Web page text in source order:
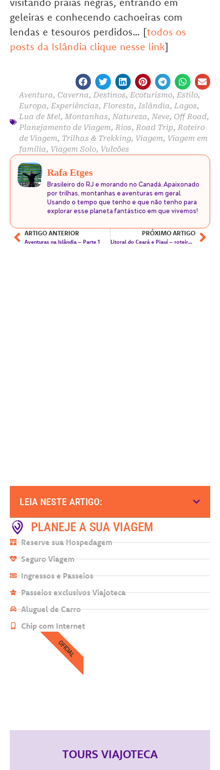
geleiras e conhecendo cachoeiras com
lendas e tesouros perdidos… [todos os
posts da Islândia clique nesse link]
Aventura, Caverna, Destinos, Ecoturismo, Estilo,
Europa, Experiências, Floresta, Islândia, Lagos,
Lua de Mel, Montanhas, Natureza, Neve, Off Road,
Planejamento de Viagem, Rios, Road Trip, Roteiro
de Viagem, Trilhas & Trekking, Viagem, Viagem em
família, Viagem Solo, Vulcões
Rafa Etges
Brasileiro do RJ e morando no Canadá. Apaixonado
por trilhas, montanhas e aventuras em geral.
Usando o tempo que tenho e que não tenho para
explorar esse planeta fantástico em que vivemos!
ARTIGO ANTERIOR
Aventuras na Islândia – Parte 1
PRÓXIMO ARTIGO
Litoral do Ceará e Piauí – roteiro e dicas!
LEIA NESTE ARTIGO:
PLANEJE A SUA VIAGEM
Reserve sua Hospedagem
Seguro Viagem
Ingressos e Passeios
Passeios exclusivos Viajoteca
Aluguel de Carro
Chip com Internet
TOURS VIAJOTECA
OFICIAL